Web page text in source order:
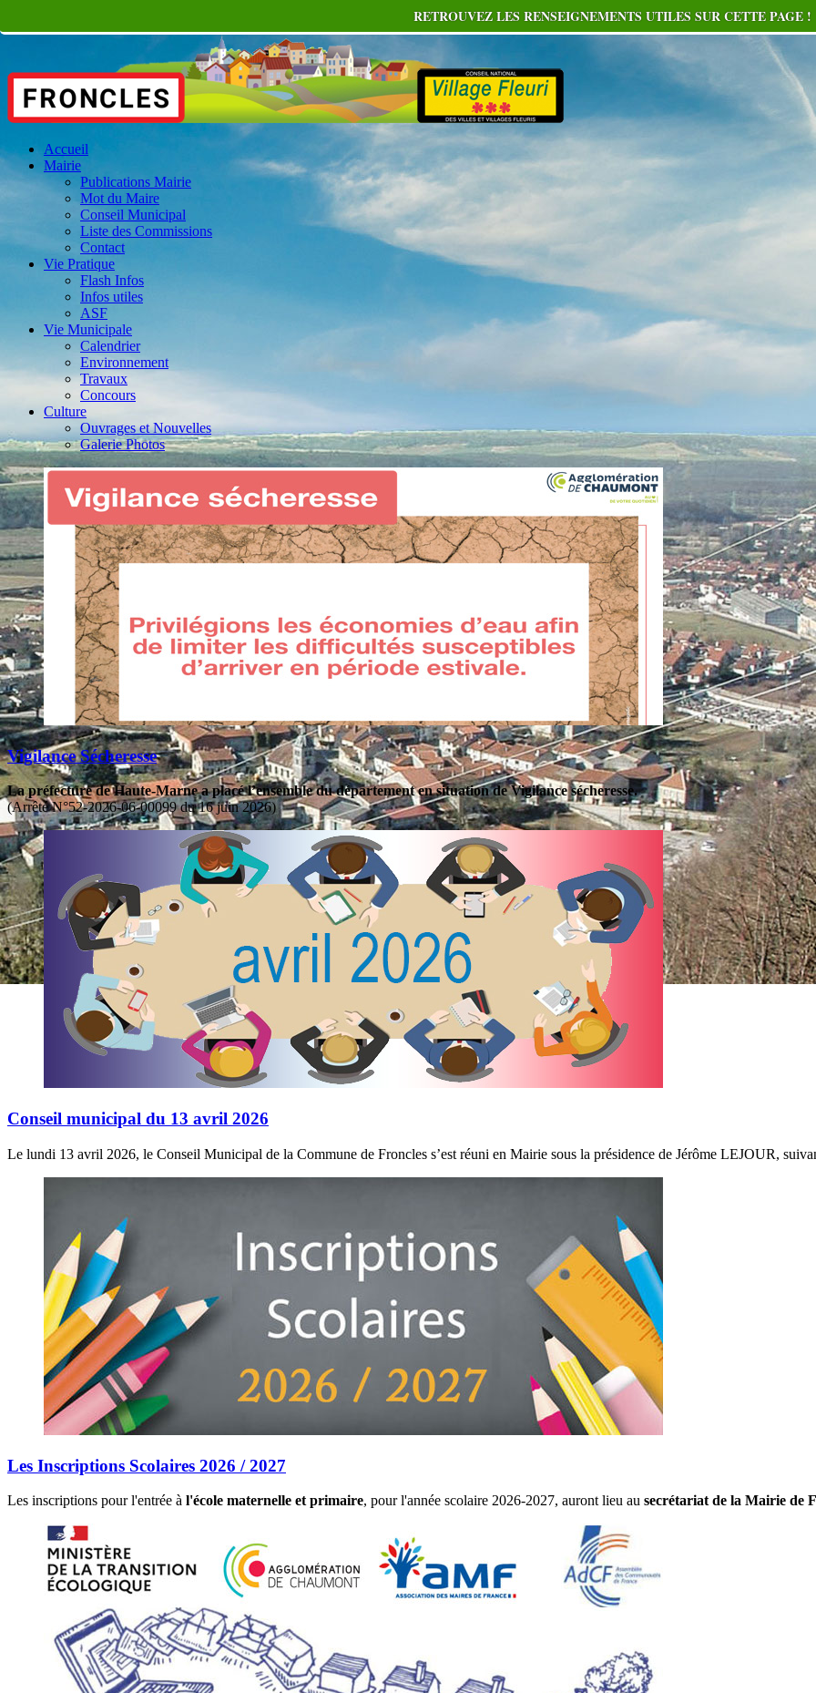
Accueil
Mairie
Publications Mairie
Mot du Maire
Conseil Municipal
Liste des Commissions
Contact
Vie Pratique
Flash Infos
Infos utiles
ASF
Vie Municipale
Calendrier
Environnement
Travaux
Concours
Culture
Ouvrages et Nouvelles
Galerie Photos
Vigilance Sécheresse
La préfecture de Haute-Marne a placé l’ensemble du département en situation de Vigilance sécheresse.
(Arrêté N°52-2026-06-00099 du 16 juin 2026)
Conseil municipal du 13 avril 2026
Le lundi 13 avril 2026, le Conseil Municipal de la Commune de Froncles s’est réuni en Mairie sous la présidence de Jérôme LEJOUR,
Les Inscriptions Scolaires 2026 / 2027
Les inscriptions pour l'entrée à l'école maternelle et primaire, pour l'année scolaire 2026-2027, auront lieu au secrétariat de la Mairie de
RETROUVEZ LES RENSEIGNEMENTS UTILES SUR CETTE PAGE !